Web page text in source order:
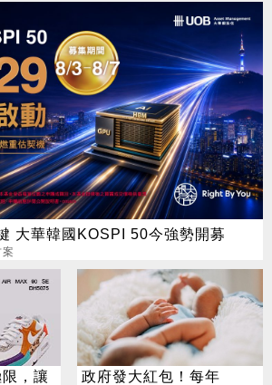
大華韓國KOSPI 50今強勢開募
，讓
政府發大紅包！每年